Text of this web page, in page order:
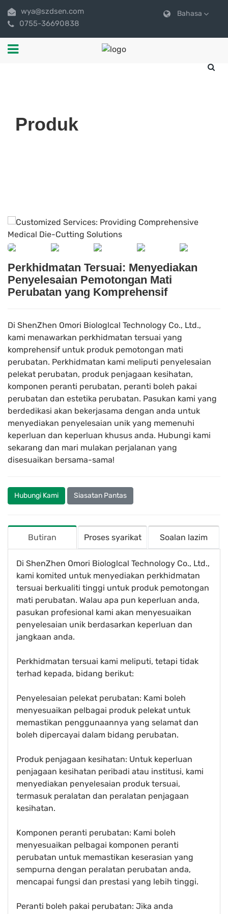
wya@szdsen.com
0755-36690838
Bahasa
Produk
Perkhidmatan Tersuai: Menyediakan
Penyelesaian Pemotongan Mati
Perubatan yang Komprehensif
Di ShenZhen Omori Biologlcal Technology Co., Ltd.,
kami menawarkan perkhidmatan tersuai yang
komprehensif untuk produk pemotongan mati
perubatan. Perkhidmatan kami meliputi penyelesaian
pelekat perubatan, produk penjagaan kesihatan,
komponen peranti perubatan, peranti boleh pakai
perubatan dan estetika perubatan. Pasukan kami yang
berdedikasi akan bekerjasama dengan anda untuk
menyediakan penyelesaian unik yang memenuhi
keperluan dan keperluan khusus anda. Hubungi kami
sekarang dan mari mulakan perjalanan yang
disesuaikan bersama-sama!
Hubungi Kami Siasatan Pantas
Butiran Proses syarikat Soalan lazim
Di ShenZhen Omori Biologlcal Technology Co., Ltd.,
kami komited untuk menyediakan perkhidmatan
tersuai berkualiti tinggi untuk produk pemotongan
mati perubatan. Walau apa pun keperluan anda,
pasukan profesional kami akan menyesuaikan
penyelesaian unik berdasarkan keperluan dan
jangkaan anda.
Perkhidmatan tersuai kami meliputi, tetapi tidak
terhad kepada, bidang berikut:
Penyelesaian pelekat perubatan: Kami boleh
menyesuaikan pelbagai produk pelekat untuk
memastikan penggunaannya yang selamat dan
boleh dipercayai dalam bidang perubatan.
Produk penjagaan kesihatan: Untuk keperluan
penjagaan kesihatan peribadi atau institusi, kami
menyediakan penyelesaian produk tersuai,
termasuk peralatan dan peralatan penjagaan
kesihatan.
Komponen peranti perubatan: Kami boleh
menyesuaikan pelbagai komponen peranti
perubatan untuk memastikan keserasian yang
sempurna dengan peralatan perubatan anda,
mencapai fungsi dan prestasi yang lebih tinggi.
Peranti boleh pakai perubatan: Jika anda